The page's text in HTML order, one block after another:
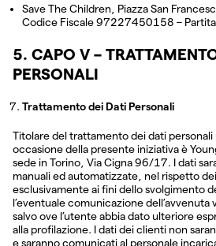
Save The Children, Piazza San
Codice Fiscale 97227450158 –
5. CAPO V –
PERSONALI
Trattamento dei Dati Personali
Titolare del trattamento dei dati
occasione della presente iniziativa è
sede in Torino, Via Cigna 96/17. I dati
manuali ed automatizzate, nel rispetto
esclusivamente ai fini dello svolgimento
l’eventuale comunicazione
salvo ove l’utente abbia dato ulteriore
alla profilazione. I dati dei clienti non
e saranno comunicati al personale